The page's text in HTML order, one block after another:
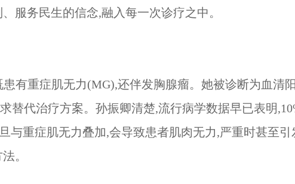
服务民生的信念,融入每一次诊疗之中。
有重症肌无力(MG),还伴发胸腺瘤。她被诊断为血清
代治疗方案。孙振卿清楚,流行病学数据早已表明
与重症肌无力叠加,会导致患者肌肉无力,严重时甚至
。